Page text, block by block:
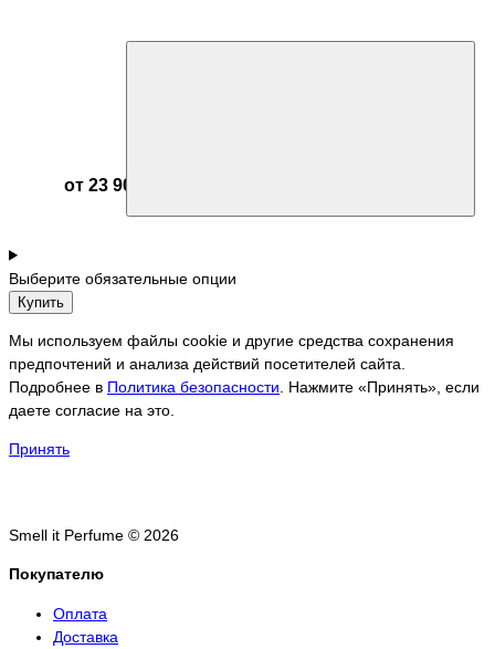
от 23 905 ₽
Выберите обязательные опции
Купить
Мы используем файлы cookie и другие средства сохранения
предпочтений и анализа действий посетителей сайта.
Подробнее в Политика безопасности . Нажмите «Принять», если
даете согласие на это.
Принять
Smell it Perfume © 2026
Покупателю
Оплата
Доставка